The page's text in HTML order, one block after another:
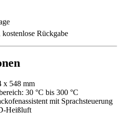
Rückgabe
x 548 mm
30 °C bis 300 °C
mit Sprachsteuerung
Heißluft